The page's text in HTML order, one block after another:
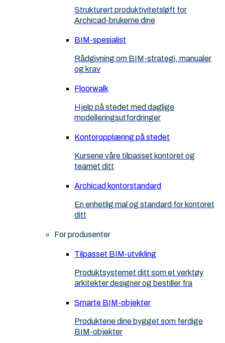
Strukturert produktivitetsløft for
Archicad-brukerne dine
BIM-spesialist
Rådgivning om BIM-strategi, manualer
og krav
Floorwalk
Hjelp på stedet med daglige
modelleringsutfordringer
Kontoropplæring på stedet
Kursene våre tilpasset kontoret og
teamet ditt
Archicad kontorstandard
En enhetlig mal og standard for kontoret
ditt
For produsenter
Tilpasset BIM-utvikling
Produktsystemet ditt som et verktøy
arkitekter designer og bestiller fra
Smarte BIM-objekter
Produktene dine bygget som ferdige
BIM-objekter